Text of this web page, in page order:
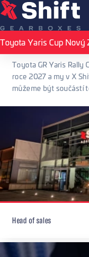
Kariéra
Head of sales
Toyota Yaris Cup Nový
Toyota Yaris Cup Nový
Toyota GR Yaris Rally
roce 2027 a my v X
můžeme být součástí